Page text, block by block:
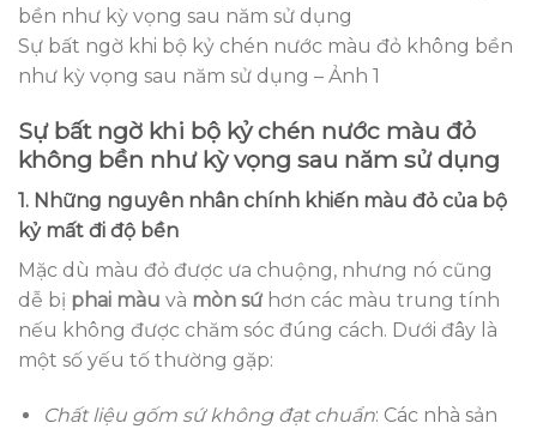
Sự bất ngờ khi bộ kỷ chén nước màu đỏ không bền
như kỳ vọng sau năm sử dụng – Ảnh 1
Sự bất ngờ khi bộ kỷ chén nước màu đỏ
không bền như kỳ vọng sau năm sử dụng
1. Những nguyên nhân chính khiến màu đỏ của bộ
kỷ mất đi độ bền
Mặc dù màu đỏ được ưa chuộng, nhưng nó cũng
dễ bị phai màu và mòn sứ hơn các màu trung tính
nếu không được chăm sóc đúng cách. Dưới đây là
một số yếu tố thường gặp:
Chất liệu gốm sứ không đạt chuẩn: Các nhà sản